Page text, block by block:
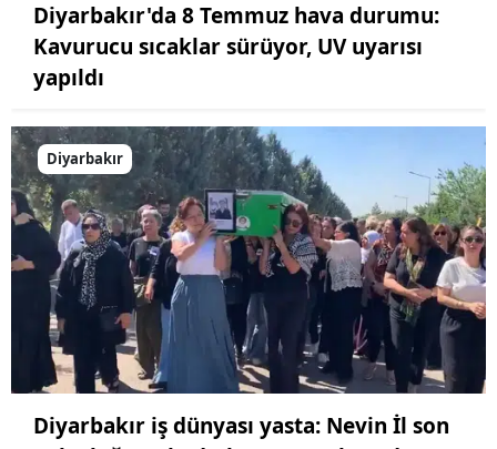
Diyarbakır'da 8 Temmuz hava durumu:
Kavurucu sıcaklar sürüyor, UV uyarısı
yapıldı
Diyarbakır
Diyarbakır iş dünyası yasta: Nevin İl son